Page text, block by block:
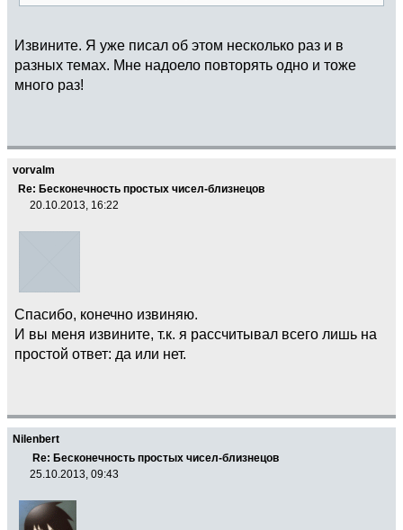
Извините. Я уже писал об этом несколько раз и в
разных темах. Мне надоело повторять одно и тоже
много раз!
vorvalm
Re: Бесконечность простых чисел-близнецов
20.10.2013, 16:22
Спасибо, конечно извиняю.
И вы меня извините, т.к. я рассчитывал всего лишь на
простой ответ: да или нет.
Nilenbert
Re: Бесконечность простых чисел-близнецов
25.10.2013, 09:43